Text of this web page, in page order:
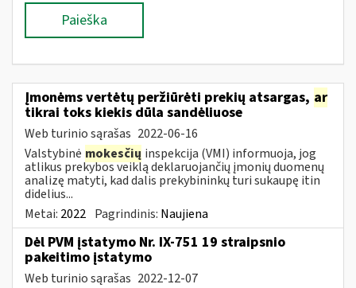
Paieška
Įmonėms vertėtų peržiūrėti prekių atsargas, ar
tikrai toks kiekis dūla sandėliuose
Web turinio sąrašas 2022-06-16
Valstybinė mokesčių inspekcija (VMI) informuoja, jog
atlikus prekybos veiklą deklaruojančių įmonių duomenų
analizę matyti, kad dalis prekybininkų turi sukaupę itin
didelius...
Metai: 2022 Pagrindinis: Naujiena
Dėl PVM įstatymo Nr. IX-751 19 straipsnio
pakeitimo įstatymo
Web turinio sąrašas 2022-12-07